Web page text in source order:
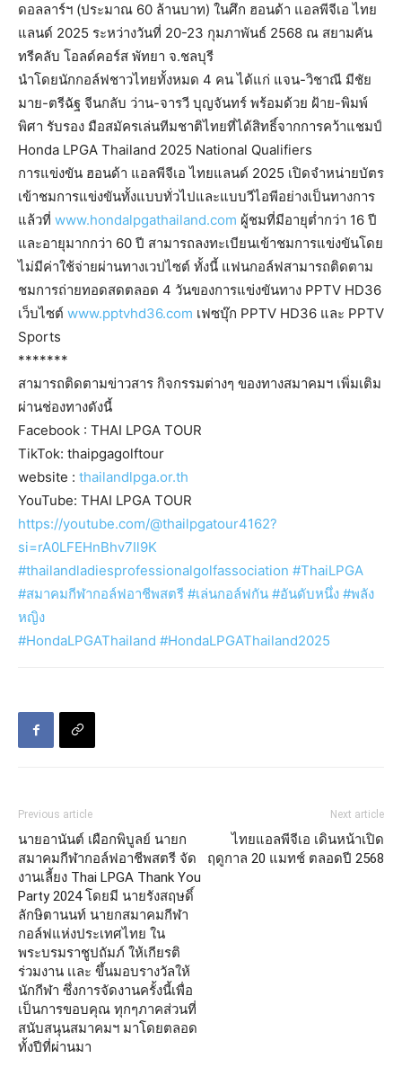
ดอลลาร์ฯ (ประมาณ 60 ล้านบาท) ในศึก ฮอนด้า แอลพีจีเอ ไทย
แลนด์ 2025 ระหว่างวันที่ 20-23 กุมภาพันธ์ 2568 ณ สยามคัน
ทรีคลับ โอลด์คอร์ส พัทยา จ.ชลบุรี
นำโดยนักกอล์ฟชาวไทยทั้งหมด 4 คน ได้แก่ แจน-วิชาณี มีชัย
มาย-ตรีฉัฐ จีนกลับ ว่าน-จารวี บุญจันทร์ พร้อมด้วย ฝ้าย-พิมพ์
พิศา รับรอง มือสมัครเล่นทีมชาติไทยที่ได้สิทธิ์จากการคว้าแชมป์
Honda LPGA Thailand 2025 National Qualifiers
การแข่งขัน ฮอนด้า แอลพีจีเอ ไทยแลนด์ 2025 เปิดจำหน่ายบัตร
เข้าชมการแข่งขันทั้งแบบทั่วไปและแบบวีไอพีอย่างเป็นทางการ
แล้วที่ www.hondalpgathailand.com ผู้ชมที่มีอายุต่ำกว่า 16 ปี
และอายุมากกว่า 60 ปี สามารถลงทะเบียนเข้าชมการแข่งขันโดย
ไม่มีค่าใช้จ่ายผ่านทางเวปไซต์ ทั้งนี้ แฟนกอล์ฟสามารถติดตาม
ชมการถ่ายทอดสดตลอด 4 วันของการแข่งขันทาง PPTV HD36
เว็บไซต์ www.pptvhd36.com เฟซบุ๊ก PPTV HD36 และ PPTV
Sports
*******
สามารถติดตามข่าวสาร กิจกรรมต่างๆ ของทางสมาคมฯ เพิ่มเติม
ผ่านช่องทางดังนี้
Facebook : THAI LPGA TOUR
TikTok: thaipgagolftour
website : thailandlpga.or.th
YouTube: THAI LPGA TOUR
https://youtube.com/@thailpgatour4162?
si=rA0LFEHnBhv7Il9K
#thailandladiesprofessionalgolfassociation #ThaiLPGA
#สมาคมกีฬากอล์ฟอาชีพสตรี #เล่นกอล์ฟกัน #อันดับหนึ่ง #พลัง
หญิง
#HondaLPGAThailand #HondaLPGAThailand2025
Previous article
นายอานันต์ เผือกพิบูลย์ นายก
สมาคมกีฬากอล์ฟอาชีพสตรี จัด
งานเลี้ยง Thai LPGA Thank You
Party 2024 โดยมี นายรังสฤษดิ์
ลักษิตานนท์ นายกสมาคมกีฬา
กอล์ฟแห่งประเทศไทย ใน
พระบรมราชูปถัมภ์ ให้เกียรติ
ร่วมงาน เเละ ขึ้นมอบรางวัลให้
นักกีฬา ซึ่งการจัดงานครั้งนี้เพื่อ
เป็นการขอบคุณ ทุกๆภาคส่วนที่
สนับสนุนสมาคมฯ มาโดยตลอด
ทั้งปีที่ผ่านมา
Next article
ไทยแอลพีจีเอ เดินหน้าเปิด
ฤดูกาล 20 แมทช์ ตลอดปี 2568